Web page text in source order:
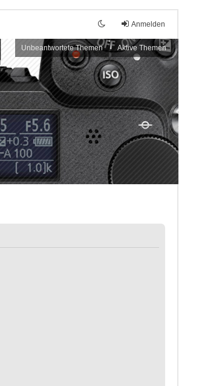
Anmelden
Unbeantwortete Themen Aktive Themen